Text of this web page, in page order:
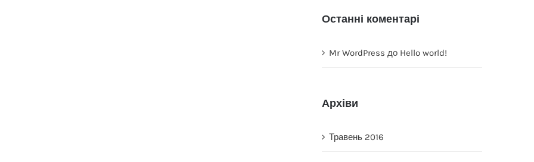
Останні коментарі
Mr WordPress до Hello world!
Архіви
Травень 2016